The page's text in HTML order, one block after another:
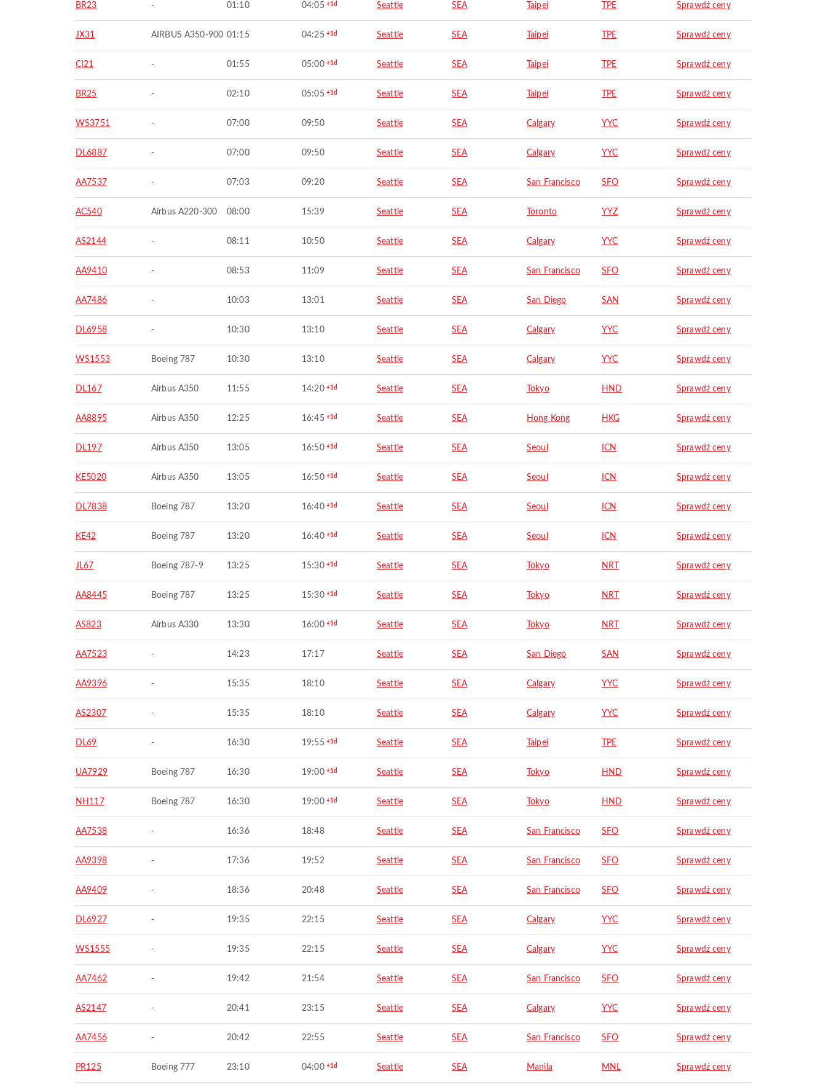
BR23 - 01:10 04:05 +1d Seattle SEA Taipei TPE Sprawdź ceny
JX31 AIRBUS A350-900 01:15 04:25 +1d Seattle SEA Taipei TPE Sprawdź ceny
CI21 - 01:55 05:00 +1d Seattle SEA Taipei TPE Sprawdź ceny
BR25 - 02:10 05:05 +1d Seattle SEA Taipei TPE Sprawdź ceny
WS3751 - 07:00 09:50 Seattle SEA Calgary YYC Sprawdź ceny
DL6887 - 07:00 09:50 Seattle SEA Calgary YYC Sprawdź ceny
AA7537 - 07:03 09:20 Seattle SEA San Francisco SFO Sprawdź ceny
AC540 Airbus A220-300 08:00 15:39 Seattle SEA Toronto YYZ Sprawdź ceny
AS2144 - 08:11 10:50 Seattle SEA Calgary YYC Sprawdź ceny
AA9410 - 08:53 11:09 Seattle SEA San Francisco SFO Sprawdź ceny
AA7486 - 10:03 13:01 Seattle SEA San Diego SAN Sprawdź ceny
DL6958 - 10:30 13:10 Seattle SEA Calgary YYC Sprawdź ceny
WS1553 Boeing 787 10:30 13:10 Seattle SEA Calgary YYC Sprawdź ceny
DL167 Airbus A350 11:55 14:20 +1d Seattle SEA Tokyo HND Sprawdź ceny
AA8895 Airbus A350 12:25 16:45 +1d Seattle SEA Hong Kong HKG Sprawdź ceny
DL197 Airbus A350 13:05 16:50 +1d Seattle SEA Seoul ICN Sprawdź ceny
KE5020 Airbus A350 13:05 16:50 +1d Seattle SEA Seoul ICN Sprawdź ceny
DL7838 Boeing 787 13:20 16:40 +1d Seattle SEA Seoul ICN Sprawdź ceny
KE42 Boeing 787 13:20 16:40 +1d Seattle SEA Seoul ICN Sprawdź ceny
JL67 Boeing 787-9 13:25 15:30 +1d Seattle SEA Tokyo NRT Sprawdź ceny
AA8445 Boeing 787 13:25 15:30 +1d Seattle SEA Tokyo NRT Sprawdź ceny
AS823 Airbus A330 13:30 16:00 +1d Seattle SEA Tokyo NRT Sprawdź ceny
AA7523 - 14:23 17:17 Seattle SEA San Diego SAN Sprawdź ceny
AA9396 - 15:35 18:10 Seattle SEA Calgary YYC Sprawdź ceny
AS2307 - 15:35 18:10 Seattle SEA Calgary YYC Sprawdź ceny
DL69 - 16:30 19:55 +1d Seattle SEA Taipei TPE Sprawdź ceny
UA7929 Boeing 787 16:30 19:00 +1d Seattle SEA Tokyo HND Sprawdź ceny
NH117 Boeing 787 16:30 19:00 +1d Seattle SEA Tokyo HND Sprawdź ceny
AA7538 - 16:36 18:48 Seattle SEA San Francisco SFO Sprawdź ceny
AA9398 - 17:36 19:52 Seattle SEA San Francisco SFO Sprawdź ceny
AA9409 - 18:36 20:48 Seattle SEA San Francisco SFO Sprawdź ceny
DL6927 - 19:35 22:15 Seattle SEA Calgary YYC Sprawdź ceny
WS1555 - 19:35 22:15 Seattle SEA Calgary YYC Sprawdź ceny
AA7462 - 19:42 21:54 Seattle SEA San Francisco SFO Sprawdź ceny
AS2147 - 20:41 23:15 Seattle SEA Calgary YYC Sprawdź ceny
AA7456 - 20:42 22:55 Seattle SEA San Francisco SFO Sprawdź ceny
PR125 Boeing 777 23:10 04:00 +1d Seattle SEA Manila MNL Sprawdź ceny